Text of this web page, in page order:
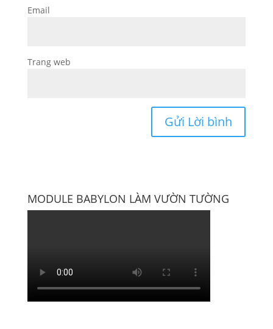
Email
Trang web
MODULE BABYLON LÀM VƯỜN TƯỜNG